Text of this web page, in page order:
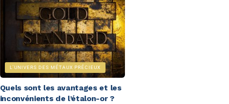
L'UNIVERS DES MÉTAUX PRÉCIEUX
Quels sont les avantages et les
inconvénients de l’étalon-or ?